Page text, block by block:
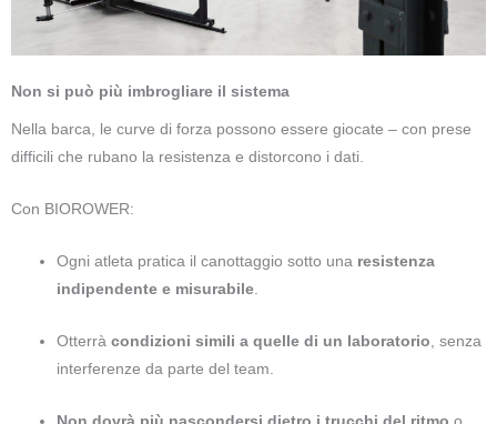
Non si può più imbrogliare il sistema
Nella barca, le curve di forza possono essere giocate – con prese
difficili che rubano la resistenza e distorcono i dati.
Con BIOROWER:
Ogni atleta pratica il canottaggio sotto una resistenza
indipendente e misurabile
Otterràcondizioni simili a quelle di un laboratorio , senza
interferenze da parte del team.